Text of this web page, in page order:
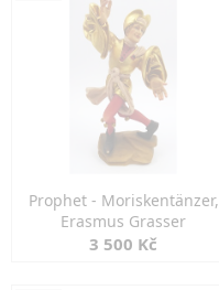
Prophet - Moriskentänzer,
Erasmus Grasser
3 500 Kč